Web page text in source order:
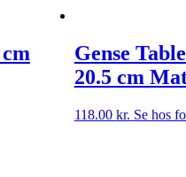
Gense
20.5 cm
118.00 kr. Se hos